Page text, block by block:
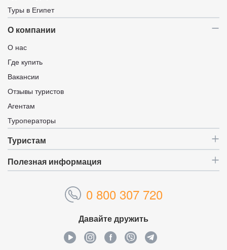
Туры в Египет
О компании
О нас
Где купить
Вакансии
Отзывы туристов
Агентам
Туроператоры
Туристам
Полезная информация
0 800 307 720
Давайте дружить